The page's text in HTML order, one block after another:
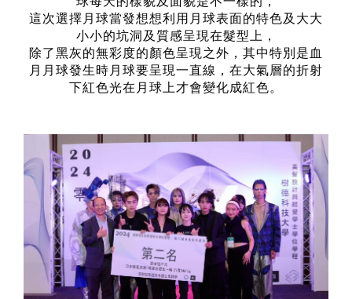
這次選擇月球當發想想利用月球表面的特色及大大
小小的坑洞及質感呈現在髮型上，
除了黑灰的無彩度的顏色呈現之外，其中特別是血
月月球發生時月球要呈現一直線，在大氣層的折射
下紅色光在月球上才會變化成紅色。